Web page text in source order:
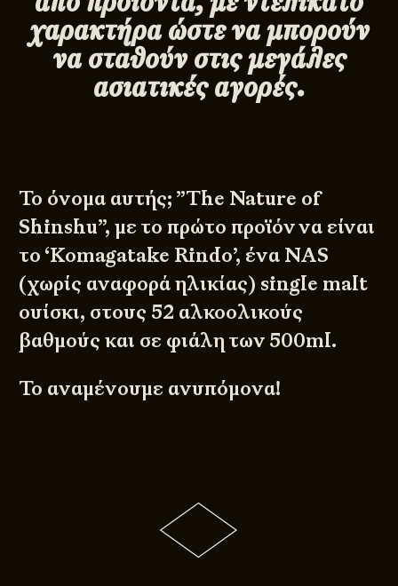
χαρακτήρα ώστε να μπορούν
να σταθούν στις μεγάλες
ασιατικές αγορές.
Το όνομα αυτής; ”The Nature of
Shinshu”, με το πρώτο προϊόν να είναι
το ‘Komagatake Rindo’, ένα NAS
(χωρίς αναφορά ηλικίας) single malt
ουίσκι, στους 52 αλκοολικούς
βαθμούς και σε φιάλη των 500ml.
Το αναμένουμε ανυπόμονα!